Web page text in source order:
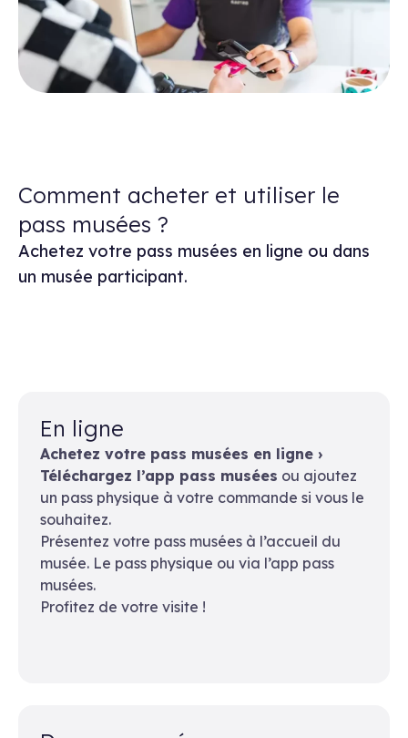
Comment acheter et utiliser le
pass musées ?
Achetez votre pass musées en ligne ou dans
un musée participant.
En ligne
Achetez votre pass musées en ligne ›
Téléchargez l’app pass musées ou ajoutez
un pass physique à votre commande si vous le
souhaitez.
Présentez votre pass musées à l’accueil du
musée. Le pass physique ou via l’app pass
musées.
Profitez de votre visite !